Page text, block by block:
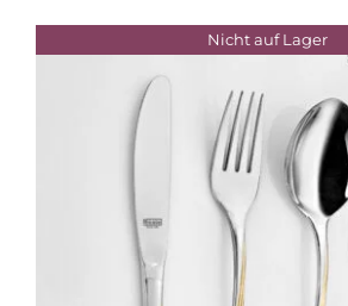
Nicht auf Lager